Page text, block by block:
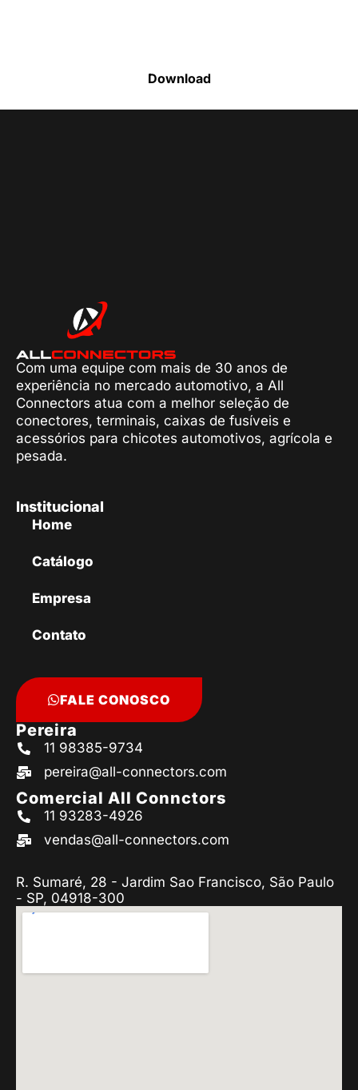
Download
Com uma equipe com mais de 30 anos de
experiência no mercado automotivo, a All
Connectors atua com a melhor seleção de
conectores, terminais, caixas de fusíveis e
acessórios para chicotes automotivos, agrícola e
pesada.
Institucional
Home
Catálogo
Empresa
Contato
FALE CONOSCO
Pereira
11 98385-9734
pereira@all-connectors.com
Comercial All Connctors
11 93283-4926
vendas@all-connectors.com
R. Sumaré, 28 - Jardim Sao Francisco, São Paulo
- SP, 04918-300